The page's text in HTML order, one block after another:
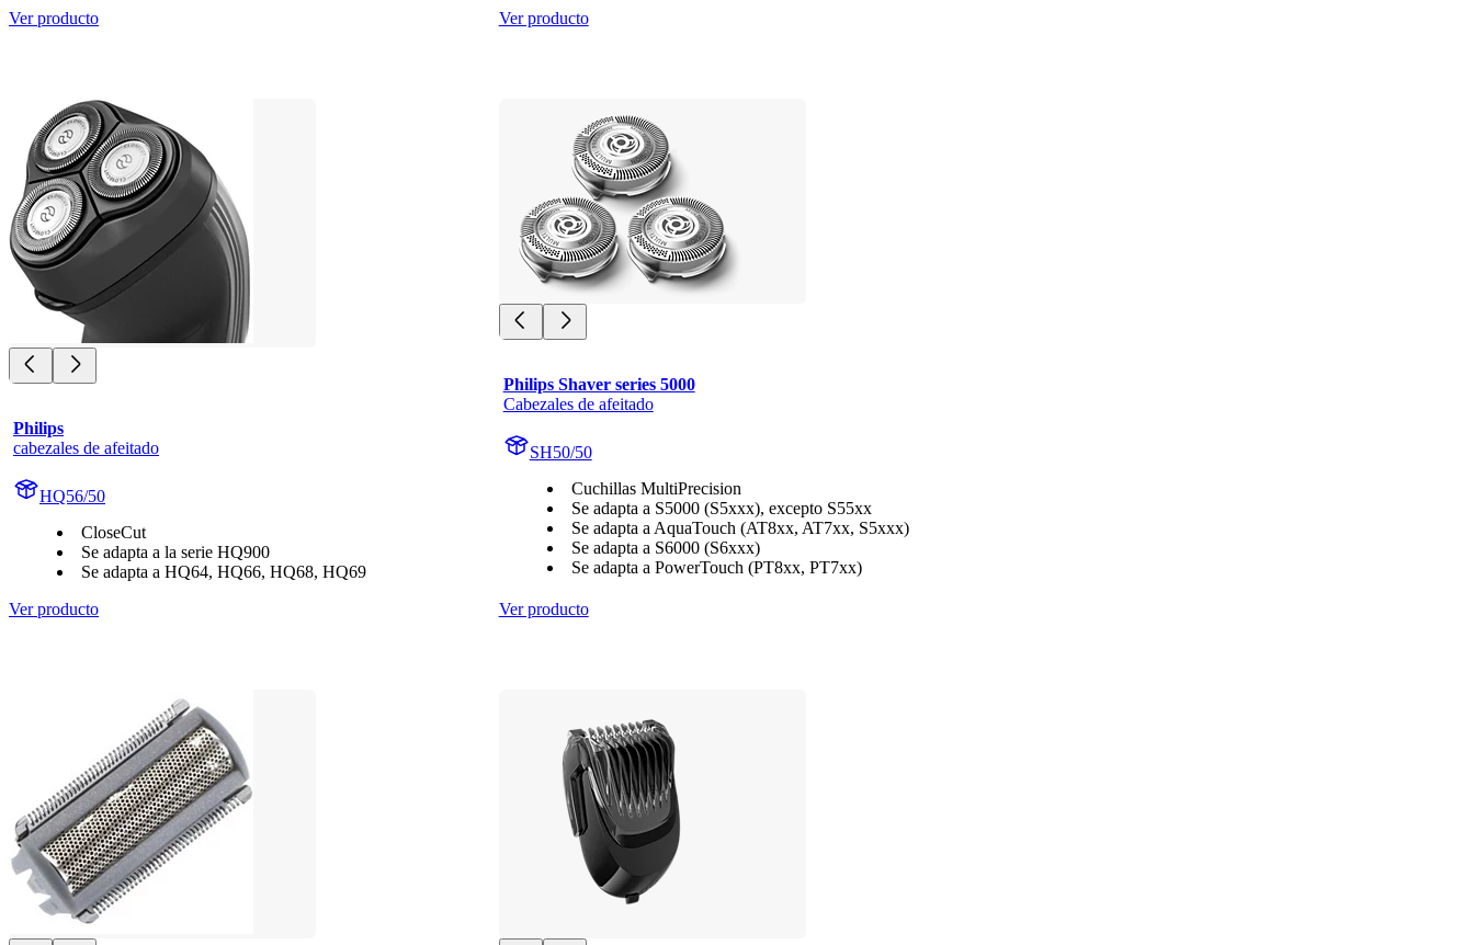
Ver producto
Ver producto
Philips
cabezales de afeitado
HQ56/50
CloseCut
Se adapta a la serie HQ900
Se adapta a HQ64, HQ66, HQ68, HQ69
Ver producto
Philips Shaver series 5000
Cabezales de afeitado
SH50/50
Cuchillas MultiPrecision
Se adapta a S5000 (S5xxx), excepto S55xx
Se adapta a AquaTouch (AT8xx, AT7xx, S5xxx)
Se adapta a S6000 (S6xxx)
Se adapta a PowerTouch (PT8xx, PT7xx)
Ver producto